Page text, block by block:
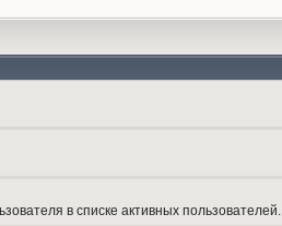
в списке активных пользователей.